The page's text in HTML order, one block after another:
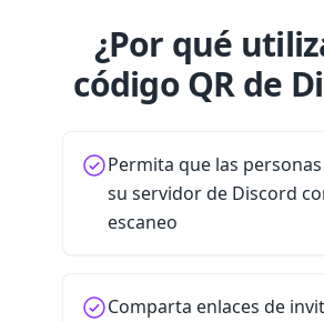
¿Por qué
código QR de
Permita que las
su servidor de Discord
escaneo
Comparta enlaces de